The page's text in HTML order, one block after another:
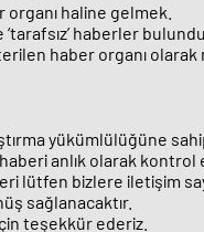
haline gelmek.
‘tarafsız’ haberler
haber organı
yükümlülüğüne
anlık olarak
lütfen bizlere iletişim
sağlanacaktır.
teşekkür ederiz.